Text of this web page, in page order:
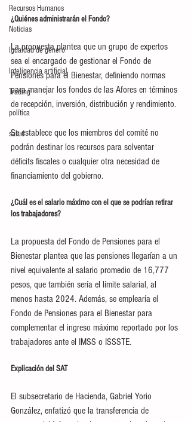
Recursos Humanos
Noticias
Igualdad de género
Inteligencia artificial
Trading
política
salud
¿Quiénes administrarán el Fondo?
La propuesta plantea que un grupo de expertos
sea el encargado de gestionar el Fondo de
Pensiones para el Bienestar, definiendo normas
para manejar los fondos de las Afores en términos
de recepción, inversión, distribución y rendimiento.
Se establece que los miembros del comité no
podrán destinar los recursos para solventar
déficits fiscales o cualquier otra necesidad de
financiamiento del gobierno.
¿Cuál es el salario máximo con el que se podrían retirar
los trabajadores?
La propuesta del Fondo de Pensiones para el
Bienestar plantea que las pensiones llegarían a un
nivel equivalente al salario promedio de 16,777
pesos, que también sería el límite salarial, al
menos hasta 2024. Además, se emplearía el
Fondo de Pensiones para el Bienestar para
complementar el ingreso máximo reportado por los
trabajadores ante el IMSS o ISSSTE.
Explicación del SAT
El subsecretario de Hacienda, Gabriel Yorio
González, enfatizó que la transferencia de